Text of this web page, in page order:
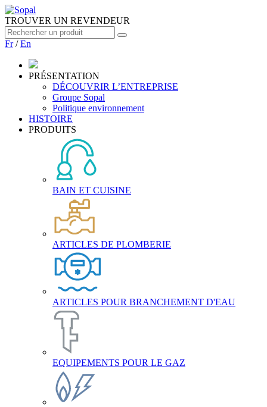
TROUVER UN REVENDEUR
Fr/En
PRÉSENTATION
DÉCOUVRIR L’ENTREPRISE
Groupe Sopal
Politique environnement
HISTOIRE
PRODUITS
BAIN ET CUISINE
ARTICLES DE PLOMBERIE
ARTICLES POUR BRANCHEMENT D'EAU
EQUIPEMENTS POUR LE GAZ